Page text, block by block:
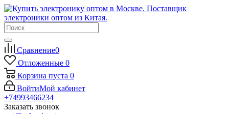
Сравнение0
Отложенные 0
Корзина пуста 0
ВойтиМой кабинет
+74993466234
Заказать звонок